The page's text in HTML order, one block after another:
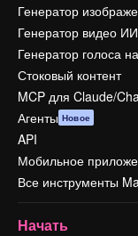
Генератор
Генератор видео ИИ
Генератор голоса
Стоковый контент
MCP для Claude/
Агенты Новое
API
Мобильное
Все инструменты
Начать